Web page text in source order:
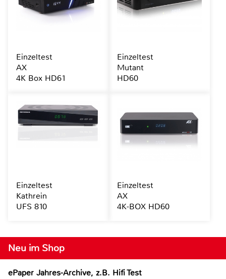
Neu im Shop
ePaper Jahres-Archive, z.B. Hifi Test
Einzeltest
AX
4K Box HD61
Einzeltest
Mutant
HD60
Einzeltest
Kathrein
UFS 810
Einzeltest
AX
4K-BOX HD60